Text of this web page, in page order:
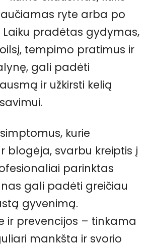
ryte arba po
Laiku pradėtas gydymas,
tempimo pratimus ir
gali padėti
ir užkirsti kelią
kurie
blogėja, svarbu kreiptis į
parinktas
gali padėti greičiau
gyvenimą.
ir prevencijos – tinkama
mankšta ir svorio